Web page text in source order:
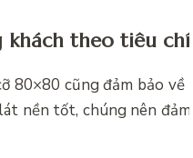
khách theo tiêu
80×80 cũng đảm bảo
nền tốt, chúng nên đảm